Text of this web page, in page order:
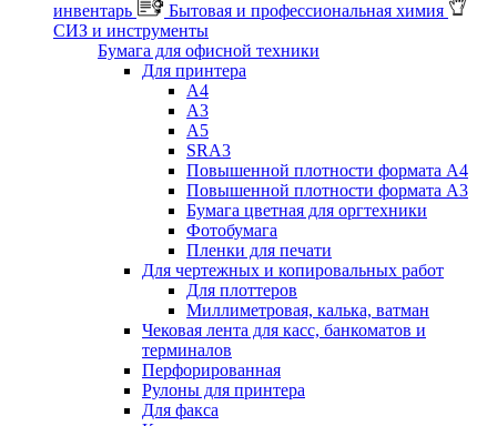
инвентарь
Бытовая и профессиональная химия
СИЗ и инструменты
Бумага для офисной техники
Для принтера
А4
А3
А5
SRA3
Повышенной плотности формата А4
Повышенной плотности формата А3
Бумага цветная для оргтехники
Фотобумага
Пленки для печати
Для чертежных и копировальных работ
Для плоттеров
Миллиметровая, калька, ватман
Чековая лента для касс, банкоматов и
терминалов
Перфорированная
Рулоны для принтера
Для факса